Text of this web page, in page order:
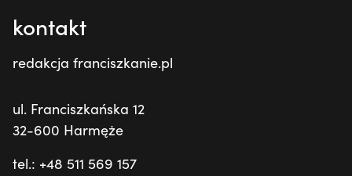
kontakt
redakcja franciszkanie.pl
ul. Franciszkańska 12
32-600 Harmęże
tel.: +48 511 569 157